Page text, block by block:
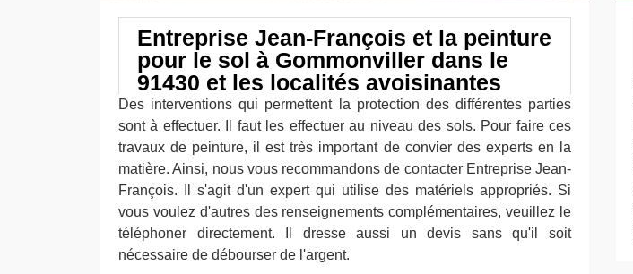
Entreprise Jean-François et la peinture
pour le sol à Gommonviller dans le
91430 et les localités avoisinantes
Des interventions qui permettent la protection des différentes parties
sont à effectuer. Il faut les effectuer au niveau des sols. Pour faire ces
travaux de peinture, il est très important de convier des experts en la
matière. Ainsi, nous vous recommandons de contacter Entreprise Jean-
François. Il s'agit d'un expert qui utilise des matériels appropriés. Si
vous voulez d'autres des renseignements complémentaires, veuillez le
téléphoner directement. Il dresse aussi un devis sans qu'il soit
nécessaire de débourser de l'argent.